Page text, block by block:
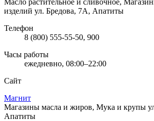
изделий ул. Бредова, 7А, Апатиты
Телефон
8 (800) 555-55-50, 900
Часы работы
ежедневно, 08:00–22:00
Сайт
Магнит
Магазины масла и жиров, Мука и крупы
Апатиты